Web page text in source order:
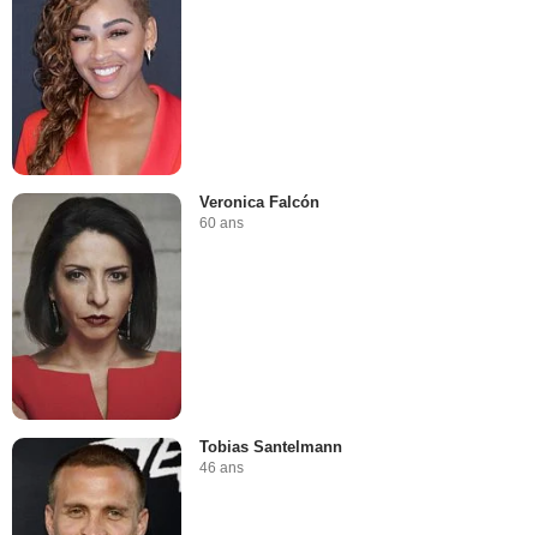
Veronica Falcón
60 ans
Tobias Santelmann
46 ans